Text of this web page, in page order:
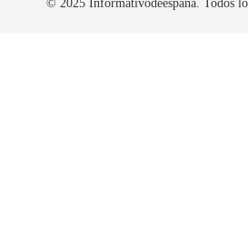
© 2025 Informativodeespana. Todos